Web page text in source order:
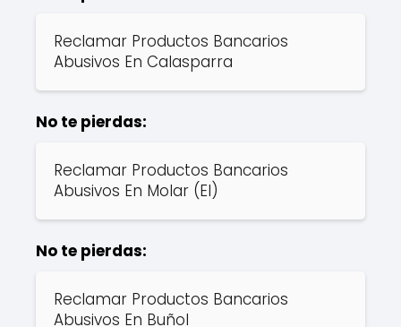
Reclamar Productos Bancarios
Abusivos En Calasparra
No te pierdas:
Reclamar Productos Bancarios
Abusivos En Molar (El)
No te pierdas:
Reclamar Productos Bancarios
Abusivos En Buñol